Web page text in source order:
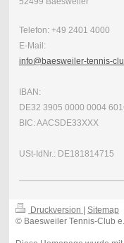
Telefon: +49 2401 4000
E-Mail:
info@baesweiler-tennis-
IBAN:
DE32 3905 0000 0004
BIC: AACSDE33XXX
USt-IdNr.: DE181814715
Druckversion | Sitemap
© Baesweiler Tennis-Club